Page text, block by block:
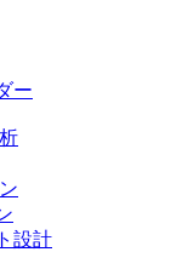
ー
設計